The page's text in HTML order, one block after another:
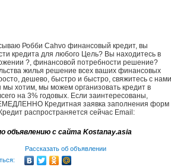
Робби Cahvo финансовый кредит, вы
кредита для любого Цель? Вы находитесь в
?, финансовой потребности решение?
жилья решение всех ваших финансовых
дешево, быстро и быстро, свяжитесь с нами
мы хотим, мы можем организовать кредит в
на 3% годовых. Если заинтересованы,
Кредитная заявка заполнения форм
распространяется сейчас Email:
объявлению с сайта Kostanay.asia
Рассказать об объявлении